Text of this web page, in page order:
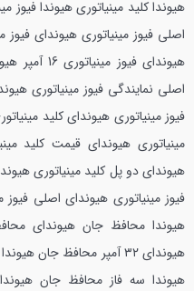
هیوندا کلید مینیاتوری هیوندا فیوز
اصلی فیوز مینیاتوری هیوندای فیوز
هیوندای
اصلی نمایندگی فیوز مینیاتوری
فیوز مینیاتوری هیوندای کلید
مینیاتوری هیوندای قیمت کلید
هیوندای دو پل كليد مينياتوري
فیوز مینیاتوری هیوندای اصلی
هیوندای ۳۲ آمپر محافظ
هیوندا سه فاز محافظ جان